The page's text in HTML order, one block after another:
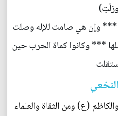
وزلّتِ)
وإن هي صامت للإله وصلت
*** وكانوا كماة الحرب حين
(ع) ومن الثقاة والعلماء